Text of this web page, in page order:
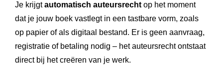
Je krijgtautomatisch auteursrecht op het moment
dat je jouw boek vastlegt in een tastbare vorm, zoals
op papier of als digitaal bestand. Er is geen aanvraag,
registratie of betaling nodig – het auteursrecht ontstaat
direct bij het creëren van je werk.